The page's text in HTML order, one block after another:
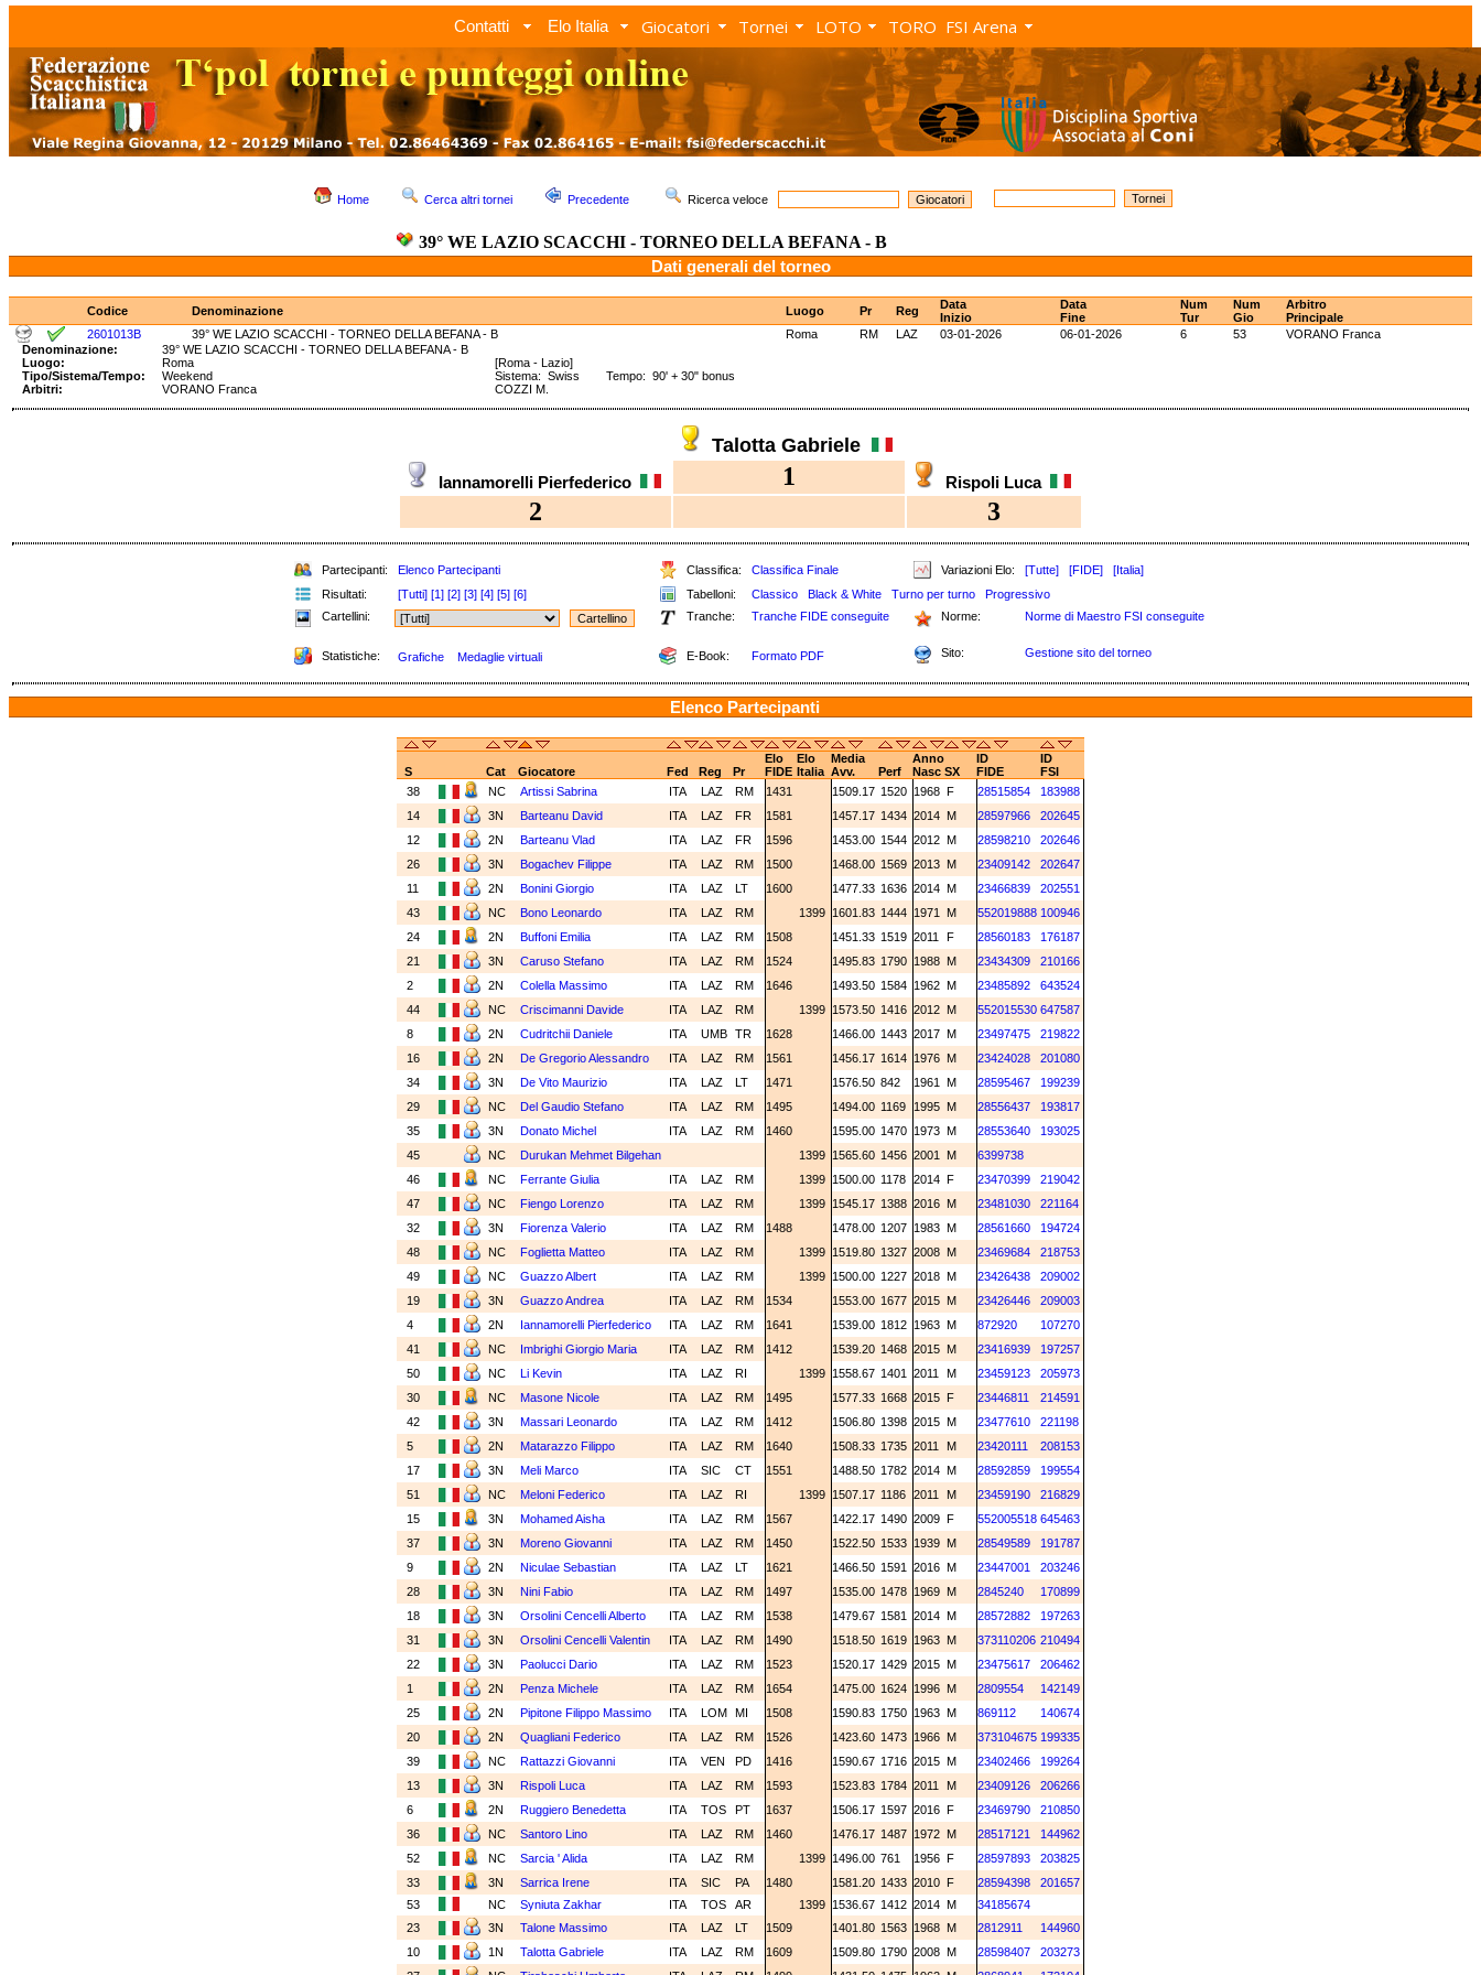
Contatti Elo Italia Giocatori Tornei LOTO TORO FSI Arena
Home Cerca altri tornei Precedente Ricerca veloce
39° WE LAZIO SCACCHI - TORNEO DELLA BEFANA - B
Dati generali del torneo
Codice Denominazione Luogo Pr Reg
Data
Inizio
Data
Fine
Num
Tur
Num
Gio
Arbitro
Principale
2601013B
39° WE LAZIO SCACCHI - TORNEO DELLA BEFANA - B Roma RM LAZ 03-01-2026 06-01-2026 6 53
VORANO Franca
Denominazione:
39° WE LAZIO SCACCHI - TORNEO DELLA BEFANA - B
Luogo:
Roma
[Roma - Lazio]
Tipo/Sistema/Tempo:
Weekend
Sistema: Swiss Tempo: 90' + 30" bonus
Arbitri:
VORANO Franca COZZI M.
Talotta Gabriele
Iannamorelli Pierfederico 1 Rispoli Luca
2 3
Partecipanti: Elenco Partecipanti Classifica: Classifica Finale Variazioni Elo: [Tutte] [FIDE]
[Italia]
Risultati:
[Tutti] [1] [2] [3] [4] [5] [6] Tabelloni: Classico Black & White Turno per turno
Progressivo
Cartellini:
Tranche: Tranche FIDE conseguite Norme: Norme di Maestro FSI conseguite
Statistiche: Grafiche Medaglie virtuali E-Book: Formato PDF Sito: Gestione sito del torneo
Elenco Partecipanti
Elo Elo Media Anno ID
ID
S
Cat Giocatore Fed Reg Pr FIDE Italia Avv. Perf Nasc SX FIDE
FSI
38
NC Artissi Sabrina ITA LAZ RM 1431 1509.17 1520 1968 F 28515854
183988
14
3N Barteanu David ITA LAZ FR 1581 1457.17 1434 2014 M 28597966
202645
12
2N Barteanu Vlad ITA LAZ FR 1596 1453.00 1544 2012 M 28598210
202646
26
3N Bogachev Filippe ITA LAZ RM 1500 1468.00 1569 2013 M 23409142
202647
11
2N Bonini Giorgio ITA LAZ LT 1600 1477.33 1636 2014 M 23466839
202551
43
NC Bono Leonardo ITA LAZ RM 1399 1601.83 1444 1971 M 552019888 100946
24
2N Buffoni Emilia ITA LAZ RM 1508 1451.33 1519 2011 F 28560183
176187
21
3N Caruso Stefano ITA LAZ RM 1524 1495.83 1790 1988 M 23434309
210166
2
2N Colella Massimo ITA LAZ RM 1646 1493.50 1584 1962 M 23485892
643524
44
NC Criscimanni Davide ITA LAZ RM 1399 1573.50 1416 2012 M 552015530 647587
8
2N Cudritchii Daniele ITA UMB TR 1628 1466.00 1443 2017 M 23497475
219822
16
2N De Gregorio Alessandro ITA LAZ RM 1561 1456.17 1614 1976 M 23424028
201080
34
3N De Vito Maurizio ITA LAZ LT 1471 1576.50 842 1961 M 28595467
199239
29
NC Del Gaudio Stefano ITA LAZ RM 1495 1494.00 1169 1995 M 28556437
193817
35
3N Donato Michel ITA LAZ RM 1460 1595.00 1470 1973 M 28553640
193025
45
NC Durukan Mehmet Bilgehan 1399 1565.60 1456 2001 M
6399738
46
NC Ferrante Giulia ITA LAZ RM 1399 1500.00 1178 2014 F 23470399
219042
47
NC Fiengo Lorenzo ITA LAZ RM 1399 1545.17 1388 2016 M 23481030
221164
32
3N Fiorenza Valerio ITA LAZ RM 1488 1478.00 1207 1983 M 28561660
194724
48
NC Foglietta Matteo ITA LAZ RM 1399 1519.80 1327 2008 M 23469684
218753
49
NC Guazzo Albert ITA LAZ RM 1399 1500.00 1227 2018 M 23426438
209002
19
3N Guazzo Andrea ITA LAZ RM 1534 1553.00 1677 2015 M 23426446
209003
4
2N Iannamorelli Pierfederico ITA LAZ RM 1641 1539.00 1812 1963 M 872920
107270
41
NC Imbrighi Giorgio Maria ITA LAZ RM 1412 1539.20 1468 2015 M 23416939
197257
50
NC Li Kevin ITA LAZ RI 1399 1558.67 1401 2011 M 23459123
205973
30
NC Masone Nicole ITA LAZ RM 1495 1577.33 1668 2015 F 23446811
214591
42
3N Massari Leonardo ITA LAZ RM 1412 1506.80 1398 2015 M 23477610
221198
5
2N Matarazzo Filippo ITA LAZ RM 1640 1508.33 1735 2011 M 23420111
208153
17
3N Meli Marco ITA SIC CT 1551 1488.50 1782 2014 M 28592859
199554
51
NC Meloni Federico ITA LAZ RI 1399 1507.17 1186 2011 M 23459190
216829
15
3N Mohamed Aisha ITA LAZ RM 1567 1422.17 1490 2009 F 552005518 645463
37
3N Moreno Giovanni ITA LAZ RM 1450 1522.50 1533 1939 M 28549589
191787
9
2N Niculae Sebastian ITA LAZ LT 1621 1466.50 1591 2016 M 23447001
203246
28
3N Nini Fabio ITA LAZ RM 1497 1535.00 1478 1969 M 2845240
170899
18
3N Orsolini Cencelli Alberto ITA LAZ RM 1538 1479.67 1581 2014 M 28572882
197263
31
3N Orsolini Cencelli Valentin ITA LAZ RM 1490 1518.50 1619 1963 M 373110206 210494
22
3N Paolucci Dario ITA LAZ RM 1523 1520.17 1429 2015 M 23475617
206462
1
2N Penza Michele ITA LAZ RM 1654 1475.00 1624 1996 M 2809554
142149
25
2N Pipitone Filippo Massimo ITA LOM MI 1508 1590.83 1750 1963 M 869112
140674
20
2N Quagliani Federico ITA LAZ RM 1526 1423.60 1473 1966 M 373104675 199335
39
NC Rattazzi Giovanni ITA VEN PD 1416 1590.67 1716 2015 M 23402466
199264
13
3N Rispoli Luca ITA LAZ RM 1593 1523.83 1784 2011 M 23409126
206266
6
2N Ruggiero Benedetta ITA TOS PT 1637 1506.17 1597 2016 F 23469790
210850
36
NC Santoro Lino ITA LAZ RM 1460 1476.17 1487 1972 M 28517121
144962
52
NC Sarcia ' Alida ITA LAZ RM 1399 1496.00 761 1956 F 28597893
203825
33
3N Sarrica Irene ITA SIC PA 1480 1581.20 1433 2010 F 28594398
201657
53
NC Syniuta Zakhar ITA TOS AR 1399 1536.67 1412 2014 M
34185674
23
3N Talone Massimo ITA LAZ LT 1509 1401.80 1563 1968 M 2812911
144960
10
1N Talotta Gabriele ITA LAZ RM 1609 1509.80 1790 2008 M 28598407
203273